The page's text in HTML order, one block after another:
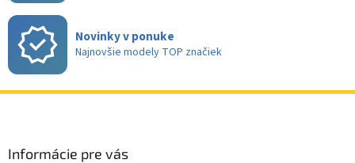
Novinky v ponuke
Najnovšie modely TOP značiek
Informácie pre vás